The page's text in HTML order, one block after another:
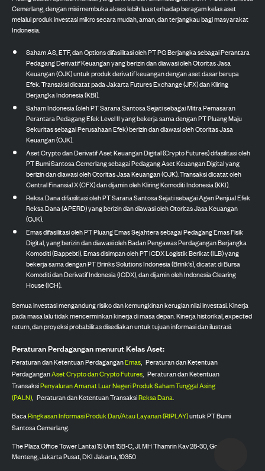
Cemerlang, dengan misi membuka akses lebih luas terhadap beragam kelas aset
melalui produk investasi mikro secara mudah, aman, dan terjangkau bagi masyarakat
Indonesia.
Saham AS, ETF, dan Options difasilitasi oleh PT PG Berjangka sebagai Perantara
Pedagang Derivatif Keuangan yang berizin dan diawasi oleh Otoritas Jasa
Keuangan (OJK) untuk produk derivatif keuangan dengan aset dasar berupa
Efek. Transaksi dicatat pada Jakarta Futures Exchange (JFX) dan Kliring
Berjangka Indonesia (KBI).
Saham Indonesia (oleh PT Sarana Santosa Sejati sebagai Mitra Pemasaran
Perantara Pedagang Efek Level II yang bekerja sama dengan PT Pluang Maju
Sekuritas sebagai Perusahaan Efek) berizin dan diawasi oleh Otoritas Jasa
Keuangan (OJK).
Aset Crypto dan Derivatif Aset Keuangan Digital (Crypto Futures) difasilitasi oleh
PT Bumi Santosa Cemerlang sebagai Pedagang Aset Keuangan Digital yang
berizin dan diawasi oleh Otoritas Jasa Keuangan (OJK). Transaksi dicatat oleh
Central Finansial X (CFX) dan dijamin oleh Kliring Komoditi Indonesia (KKI).
Reksa Dana difasilitasi oleh PT Sarana Santosa Sejati sebagai Agen Penjual Efek
Reksa Dana (APERD) yang berizin dan diawasi oleh Otoritas Jasa Keuangan
(OJK).
Emas difasilitasi oleh PT Pluang Emas Sejahtera sebagai Pedagang Emas Fisik
Digital, yang berizin dan diawasi oleh Badan Pengawas Perdagangan Berjangka
Komoditi (Bappebti). Emas disimpan oleh PT ICDX Logistik Berikat (ILB) yang
bekerja sama dengan PT Brinks Solutions Indonesia (Brink's), dicatat di Bursa
Komoditi dan Derivatif Indonesia (ICDX), dan dijamin oleh Indonesia Clearing
House (ICH).
Semua investasi mengandung risiko dan kemungkinan kerugian nilai investasi. Kinerja
pada masa lalu tidak mencerminkan kinerja di masa depan. Kinerja historikal, expected
return, dan proyeksi probabilitas disediakan untuk tujuan informasi dan ilustrasi.
Peraturan Perdagangan menurut Kelas Aset:
Peraturan dan Ketentuan PerdaganganEmas, Peraturan dan Ketentuan
PerdaganganAset Crypto dan Crypto Futures, Peraturan dan Ketentuan
TransaksiPenyaluran Amanat Luar Negeri Produk Saham Tunggal Asing
(PALN), Peraturan dan Ketentuan TransaksiReksa Dana.
BacaRingkasan Informasi Produk Dan/Atau Layanan (RIPLAY)untuk PT Bumi
Santosa Cemerlang.
The Plaza Office Tower Lantai 15 Unit 15B-C, Jl. MH Thamrin Kav 28-30, Gondangdia,
Menteng, Jakarta Pusat, DKI Jakarta, 10350